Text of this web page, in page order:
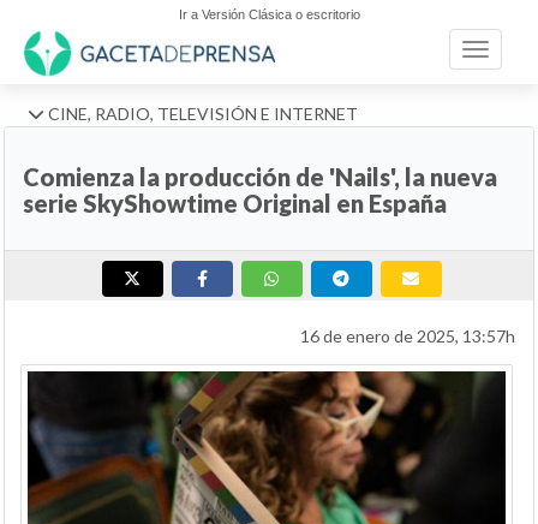
Ir a Versión Clásica o escritorio
Toggle
CINE, RADIO, TELEVISIÓN E INTERNET
Comienza la producción de 'Nails', la nueva
serie SkyShowtime Original en España
16 de enero de 2025, 13:57h